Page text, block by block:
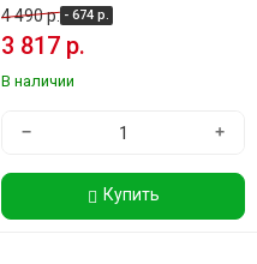
4 490 р. - 674 р.
3 817 р.
В наличии
− +
Купить